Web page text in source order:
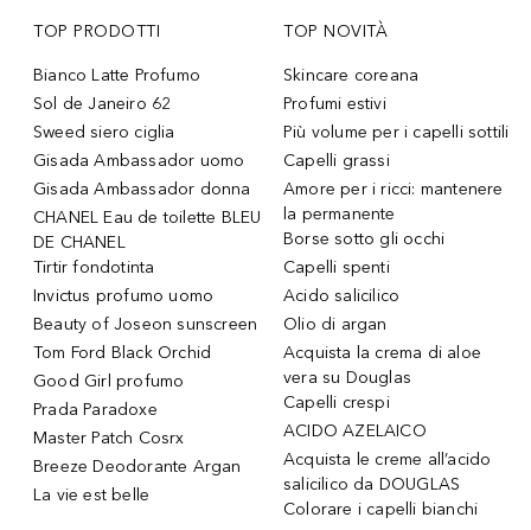
TOP PRODOTTI
Bianco Latte Profumo
Sol de Janeiro 62
Sweed siero ciglia
Gisada Ambassador uomo
Gisada Ambassador donna
CHANEL Eau de toilette BLEU
DE CHANEL
Tirtir fondotinta
Invictus profumo uomo
Beauty of Joseon sunscreen
Tom Ford Black Orchid
Good Girl profumo
Prada Paradoxe
Master Patch Cosrx
Breeze Deodorante Argan
La vie est belle
TOP NOVITÀ
Skincare coreana
Profumi estivi
Più volume per i capelli sottili
Capelli grassi
Amore per i ricci: mantenere
la permanente
Borse sotto gli occhi
Capelli spenti
Acido salicilico
Olio di argan
Acquista la crema di aloe
vera su Douglas
Capelli crespi
ACIDO AZELAICO
Acquista le creme all’acido
salicilico da DOUGLAS
Colorare i capelli bianchi